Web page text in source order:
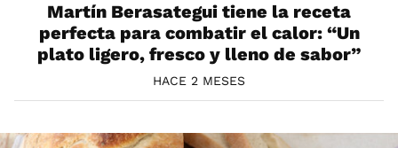
Martín Berasategui tiene la receta
perfecta para combatir el calor: “Un
plato ligero, fresco y lleno de sabor”
HACE 2 MESES